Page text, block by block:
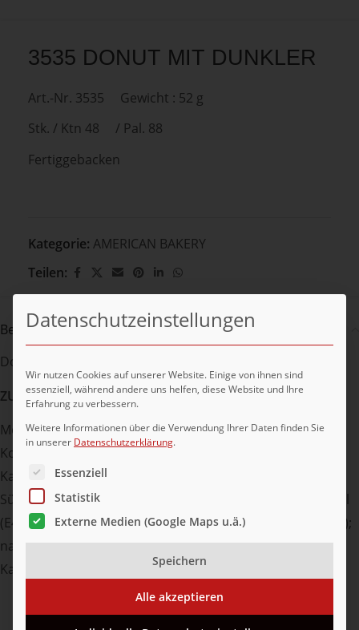
3535 DONUT MIT DUNKLER
Art.-Nr. 3535 Gewicht : 52 g
Stk. / Ktn 48 / Pal. 88
Fertiggebacken
Kategorie: AMERICAN BAKERY
Teilen:
Beschreibung
Donut mit dunkler kakaohaltiger Fettglasur
ZUTATEN:
Mehl (WEIZEN); pflanzliche Öle und Fette (Palm; Raps;
Kokos; Sonnenblumen); Wasser; Zucker; Hefe; fettarmes
Kakaopulver (1,7%); Dextrose;
Süßmolkenpulver (MILCH); SOJAmehl; Salz; Backtriebmittel
(E450i; E500ii); MagerMILCHpulver; Emulgator (E471; E481);
natürliches Aroma.
Kann Spuren enthalten von: Eiern, Mandeln, Haselnüsse
Datenschutzeinstellungen
Wir nutzen Cookies auf unserer Website. Einige von ihnen sind
essenziell, während andere uns helfen, diese Website und Ihre
Erfahrung zu verbessern.
Weitere Informationen über die Verwendung Ihrer Daten finden Sie
in unserer Datenschutzerklärung.
Es folgt eine Liste der Service-Gruppen, für die eine
Essenziell
Statistik
Externe Medien (Google Maps u.ä.)
Speichern
Alle akzeptieren